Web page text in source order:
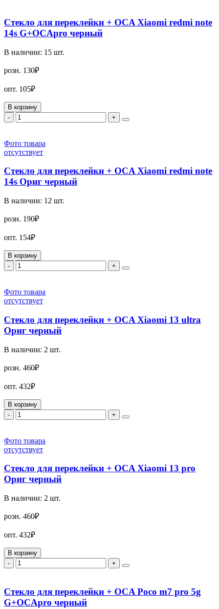
Стекло для переклейки + OCA Xiaomi redmi note
14s G+OCApro черный
В наличии: 15 шт.
розн. 130₽
опт. 105₽
В корзину
-
+
Фото товара
отсутствует
Стекло для переклейки + OCA Xiaomi redmi note
14s Ориг черный
В наличии: 12 шт.
розн. 190₽
опт. 154₽
В корзину
-
+
Фото товара
отсутствует
Стекло для переклейки + OCA Xiaomi 13 ultra
Ориг черный
В наличии: 2 шт.
розн. 460₽
опт. 432₽
В корзину
-
+
Фото товара
отсутствует
Стекло для переклейки + OCA Xiaomi 13 pro
Ориг черный
В наличии: 2 шт.
розн. 460₽
опт. 432₽
В корзину
-
+
Стекло для переклейки + OCA Poco m7 pro 5g
G+OCApro черный